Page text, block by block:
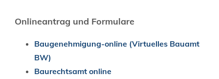
Onlineantrag und Formulare
Baugenehmigung-online (Virtuelles Bauamt
BW)
Baurechtsamt online